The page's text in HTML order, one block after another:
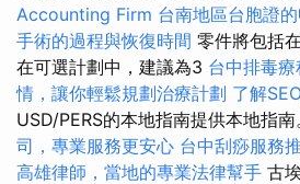
Accounting Firm 台南地區台胞證
手術的過程與恢復時間 零件將包括
在可選計劃中，建議為3 台中排毒
情，讓你輕鬆規劃治療計劃 了解
USD/PERS的本地指南提供本地指南
司，專業服務更安心 台中刮痧服務
高雄律師，當地的專業法律幫手 古